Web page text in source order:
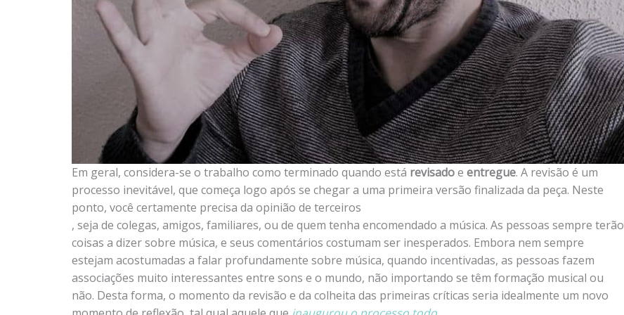
Em geral, considera-se o trabalho como terminado quando está revisadoe entregue. A revisão é um
processo inevitável, que começa logo após se chegar a uma primeira versão finalizada da peça. Neste
ponto, você certamente precisa da opinião de terceiros
, seja de colegas, amigos, familiares, ou de quem tenha encomendado a música. As pessoas sempre terão
coisas a dizer sobre música, e seus comentários costumam ser inesperados. Embora nem sempre
estejam acostumadas a falar profundamente sobre música, quando incentivadas, as pessoas fazem
associações muito interessantes entre sons e o mundo, não importando se têm formação musical ou
não. Desta forma, o momento da revisão e da colheita das primeiras críticas seria idealmente um novo